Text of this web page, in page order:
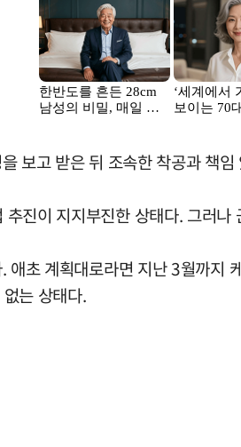
보고 받은 뒤 조속한 착공과 책
진이 지지부진한 상태다. 그러
초 계획대로라면 지난 3월까지
는 상태다.